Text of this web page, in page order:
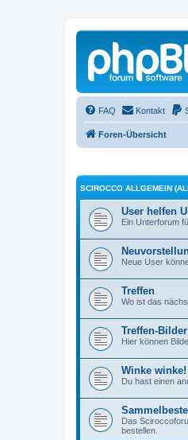
FAQ Kontakt
Foren-Übersicht
SCIROCCO ALLGEMEIN
User helfen
Ein Unterforum
Neue User
Treffen
Wo ist das
Treffen-Bilder
Hier können
Winke winke!
Du hast einen
Das
bestellen.